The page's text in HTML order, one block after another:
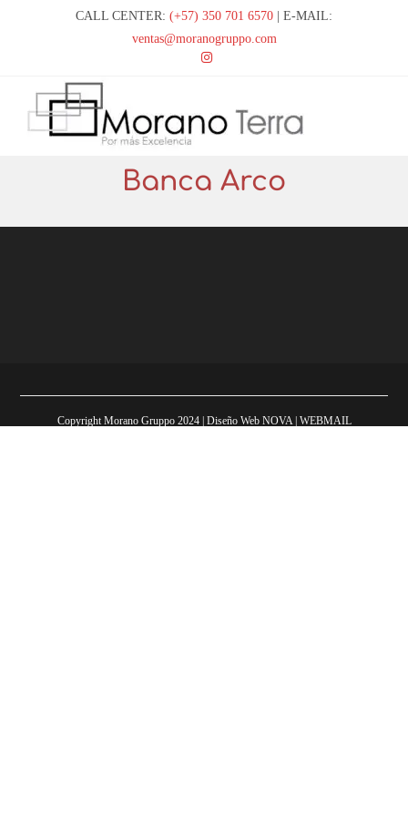
CALL CENTER: (+57) 350 701 6570 | E-MAIL:
ventas@moranogruppo.com
Banca Arco
Copyright Morano Gruppo 2024 | Diseño Web NOVA| WEBMAIL